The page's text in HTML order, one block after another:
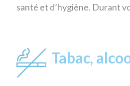
santé et d’hygiène. Durant
Tabac,